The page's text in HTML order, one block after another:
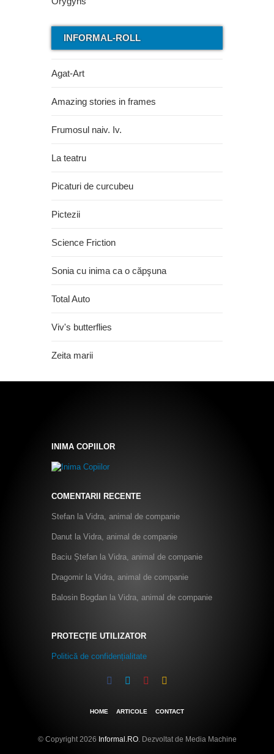
INFORMAL-ROLL
Agat-Art
Amazing stories in frames
Frumosul naiv. Iv.
La teatru
Picaturi de curcubeu
Pictezii
Science Friction
Sonia cu inima ca o căpşuna
Total Auto
Viv's butterflies
Zeita marii
INIMA COPIILOR
COMENTARII RECENTE
Stefan la Vidra, animal de companie
Danut la Vidra, animal de companie
Baciu Ștefan la Vidra, animal de companie
Dragomir la Vidra, animal de companie
Balosin Bogdan la Vidra, animal de companie
PROTECȚIE UTILIZATOR
Politică de confidențialitate
HOME ARTICOLE CONTACT
© Copyright 2026 Informal.RO. Dezvoltat de Media Machine